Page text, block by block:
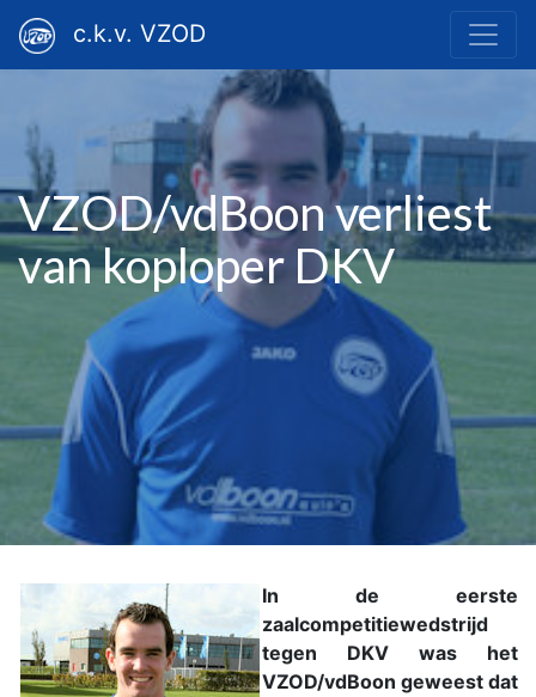
c.k.v. VZOD
VZOD/vdBoon verliest
van koploper DKV
In de eerste
zaalcompetitiewedstrijd
tegen DKV was het
VZOD/vdBoon geweest dat